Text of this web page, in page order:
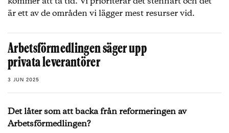
är ett av de områden vi lägger mest resurser vid.
Arbetsförmedlingen säger upp
privata leverantörer
3 JUN 2025
Det låter som att backa från reformeringen av
Arbetsförmedlingen?